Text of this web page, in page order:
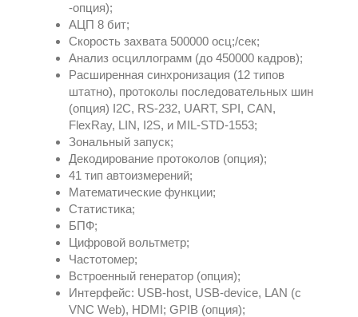
-опция);
АЦП 8 бит;
Скорость захвата 500000 осц;/сек;
Анализ осциллограмм (до 450000 кадров);
Расширенная синхронизация (12 типов
штатно), протоколы последовательных шин
(опция) I2C, RS-232, UART, SPI, CAN,
FlexRay, LIN, I2S, и MIL-STD-1553;
Зональный запуск;
Декодирование протоколов (опция);
41 тип автоизмерений;
Математические функции;
Статистика;
БПФ;
Цифровой вольтметр;
Частотомер;
Встроенный генератор (опция);
Интерфейс: USB-host, USB-device, LAN (c
VNC Web), HDMI; GPIB (опция);